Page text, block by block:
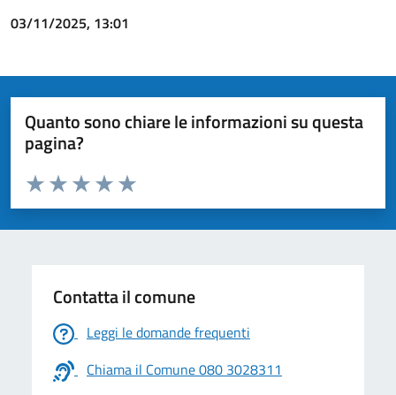
03/11/2025, 13:01
Quanto sono chiare le informazioni su questa
pagina?
Valuta da 1 a 5 stelle la pagina
Valuta 5 stelle su 5
Valuta 4 stelle su 5
Valuta 3 stelle su 5
Valuta 2 stelle su 5
Valuta 1 stelle su 5
Contatta il comune
Leggi le domande frequenti
Chiama il Comune 080 3028311